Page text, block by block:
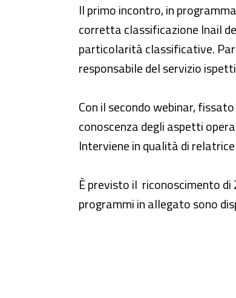
Il primo incontro, in
corretta classificazione Inail
particolarità classificative.
responsabile del servizio
Con il secondo webinar,
conoscenza degli aspetti
Interviene in qualità di
È previsto il riconoscimento
programmi in allegato sono